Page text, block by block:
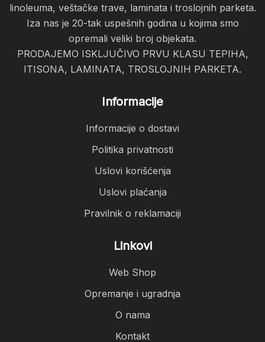
linoleuma, veštačke trave, laminata i troslojnih parketa.
Iza nas je 20-tak uspešnih godina u kojima smo
opremali veliki broj objekata.
PRODAJEMO ISKLJUČIVO PRVU KLASU TEPIHA,
ITISONA, LAMINATA, TROSLOJNIH PARKETA.
Informacije
Informacije o dostavi
Politika privatnosti
Uslovi korišćenja
Uslovi plaćanja
Pravilnik o reklamaciji
Linkovi
Web Shop
Opremanje i ugradnja
O nama
Kontakt